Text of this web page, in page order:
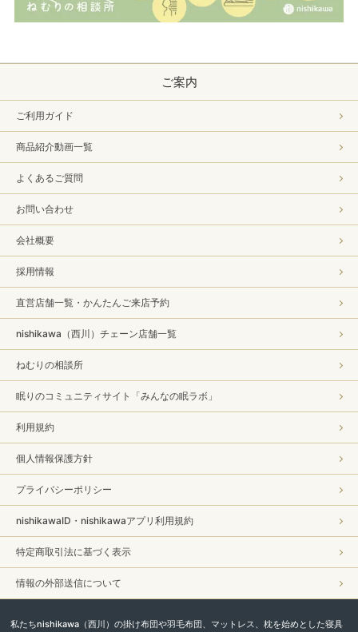
ご案内
ご利用ガイド
商品紹介動画一覧
よくあるご質問
お問い合わせ
会社概要
採用情報
直営店舗一覧・かんたんご来店予約
nishikawa（西川）チェーン店舗一覧
ねむりの相談所
眠りのコミュニティサイト「みんなの眠ラボ」
利用規約
個人情報保護方針
プライバシーポリシー
nishikawaID・nishikawaアプリ利用規約
特定商取引法に基づく表示
情報の外部送信について
私たちnishikawa（西川）の掛け布団や羽毛布団、マットレス、枕を始めとした寝具